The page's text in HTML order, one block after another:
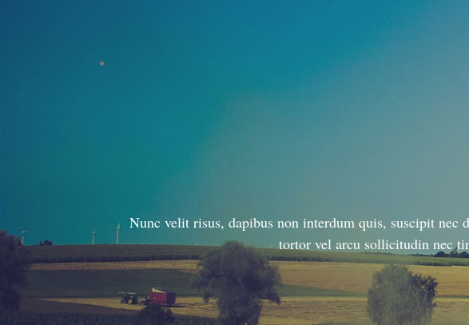
Nunc velit risus, dapibus non interdum quis, suscipit
tortor vel arcu sollicitudin nec